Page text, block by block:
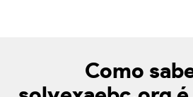
Como